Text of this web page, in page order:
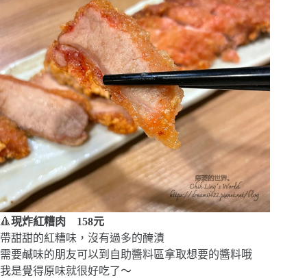
🔺現炸紅糟肉 158元
帶甜甜的紅糟味，沒有過多的醃漬
需要鹹味的朋友可以到自助醬料區拿取想要的醬料哦
我是覺得原味就很好吃了～